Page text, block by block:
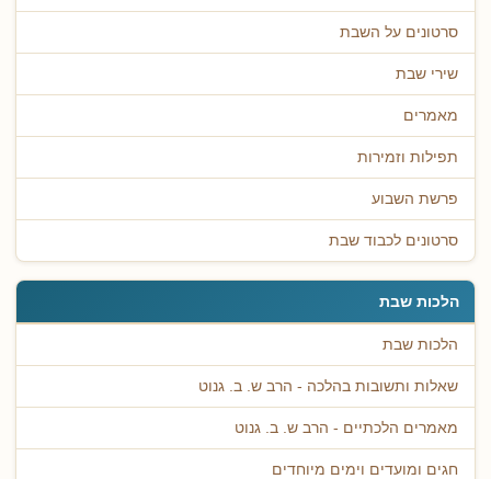
סרטונים על השבת
שירי שבת
מאמרים
תפילות וזמירות
פרשת השבוע
סרטונים לכבוד שבת
הלכות שבת
הלכות שבת
שאלות ותשובות בהלכה - הרב ש. ב. גנוט
מאמרים הלכתיים - הרב ש. ב. גנוט
חגים ומועדים וימים מיוחדים